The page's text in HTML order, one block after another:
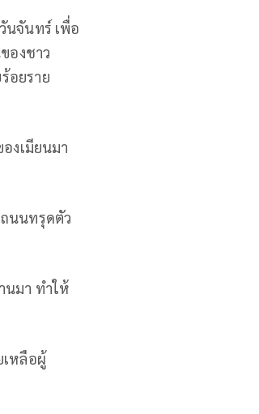
นจันทร์ เพื่อ
องชาว
อยราย
งเมียนมา
นนทรุดตัว
นมา ทำให้
เหลือผู้